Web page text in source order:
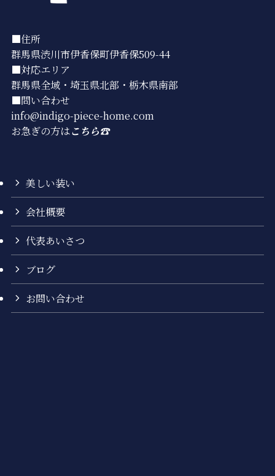
■住所
群馬県渋川市伊香保町伊香保509-44
■対応エリア
群馬県全域・埼玉県北部・栃木県南部
■問い合わせ
info@indigo-piece-home.com
お急ぎの方はこちら☎︎
美しい装い
会社概要
代表あいさつ
ブログ
お問い合わせ